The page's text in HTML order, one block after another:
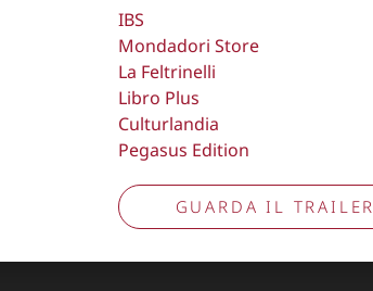
IBS
Mondadori Store
La Feltrinelli
Libro Plus
Culturlandia
Pegasus Edition
GUARDA IL TRAILER